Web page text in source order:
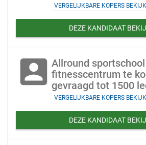
VERGELIJKBARE KOPERS
DEZE KANDIDAAT
account_box Allround
fitnesscentrum te
gevraagd tot 1500
VERGELIJKBARE KOPERS
DEZE KANDIDAAT